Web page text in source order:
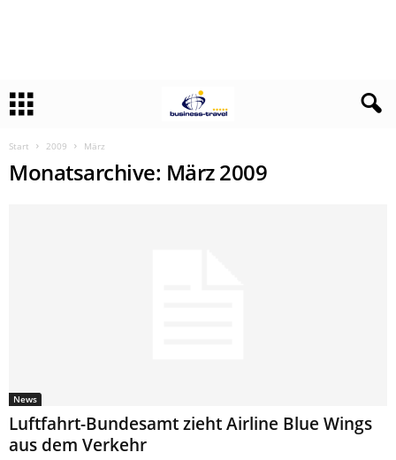
Start 2009 März
Monatsarchive: März 2009
News
Luftfahrt-Bundesamt zieht Airline Blue Wings
aus dem Verkehr